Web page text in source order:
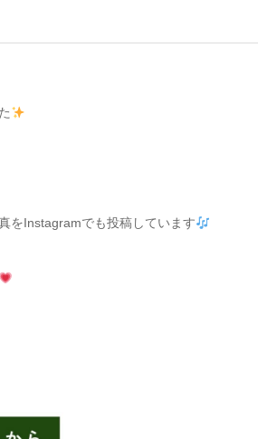
をInstagramでも投稿しています